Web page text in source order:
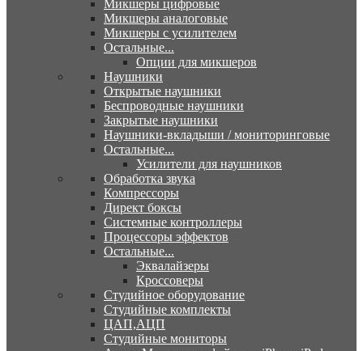
Микшеры цифровые
Микшеры аналоговые
Микшеры с усилителем
Остальные...
Опции для микшеров
Наушники
Открытые наушники
Беспроводные наушники
Закрытые наушники
Наушники-вкладыши / мониторинговые
Остальные...
Усилители для наушников
Обработка звука
Компрессоры
Директ боксы
Системные контроллеры
Процессоры эффектов
Остальные...
Эквалайзеры
Кроссоверы
Студийное оборудование
Студийные комплекты
ЦАП,АЦП
Студийные мониторы